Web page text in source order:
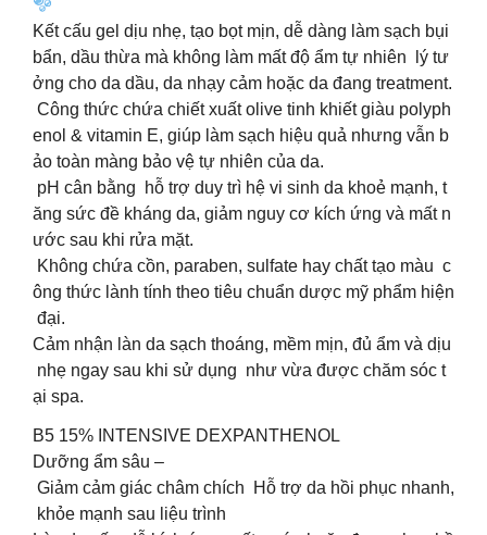
Kết cấu gel dịu nhẹ, tạo bọt mịn, dễ dàng làm sạch bụi
bẩn, dầu thừa mà không làm mất độ ẩm tự nhiên lý tư
ởng cho da dầu, da nhạy cảm hoặc da đang treatment.
Công thức chứa chiết xuất olive tinh khiết giàu polyph
enol & vitamin E, giúp làm sạch hiệu quả nhưng vẫn b
ảo toàn màng bảo vệ tự nhiên của da.
pH cân bằng hỗ trợ duy trì hệ vi sinh da khoẻ mạnh, t
ăng sức đề kháng da, giảm nguy cơ kích ứng và mất n
ước sau khi rửa mặt.
Không chứa cồn, paraben, sulfate hay chất tạo màu c
ông thức lành tính theo tiêu chuẩn dược mỹ phẩm hiện
đại.
‍️Cảm nhận làn da sạch thoáng, mềm mịn, đủ ẩm và dịu
nhẹ ngay sau khi sử dụng như vừa được chăm sóc t
ại spa.
B5 15% INTENSIVE DEXPANTHENOL
Dưỡng ẩm sâu –
Giảm cảm giác châm chích Hỗ trợ da hồi phục nhanh,
khỏe mạnh sau liệu trình